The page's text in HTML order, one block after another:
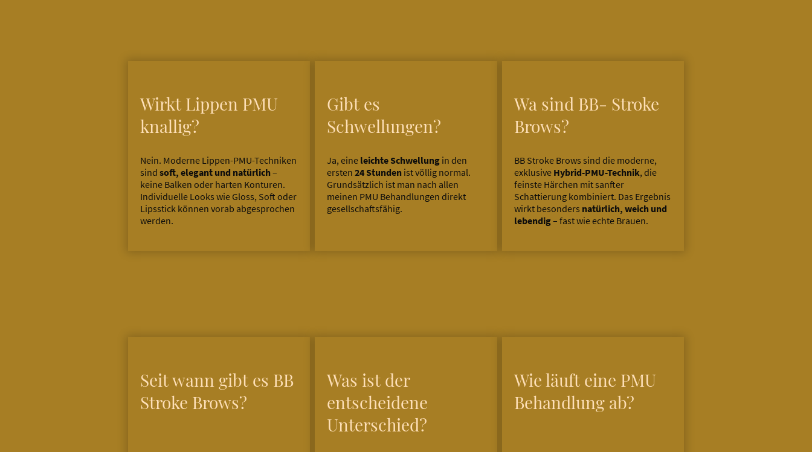
Wirkt Lippen PMU
knallig?
Nein. Moderne Lippen-PMU-Techniken
sind soft, elegant und natürlich–
keine Balken oder harten Konturen.
Individuelle Looks wie Gloss, Soft oder
Lipsstick können vorab abgesprochen
werden.
Gibt es
Schwellungen?
Ja, eine leichte Schwellung in den
ersten 24 Stunden ist völlig normal.
Grundsätzlich ist man nach allen
meinen PMU Behandlungen direkt
gesellschaftsfähig.
Wa sind BB- Stroke
Brows?
BB Stroke Brows sind die moderne,
exklusive Hybrid-PMU-Technik, die
feinste Härchen mit sanfter
Schattierung kombiniert. Das Ergebnis
wirkt besonders natürlich, weich und
lebendig– fast wie echte Brauen.
Seit wann gibt es BB
Stroke Brows?
Was ist der
entscheidene
Unterschied?
Wie läuft eine PMU
Behandlung ab?